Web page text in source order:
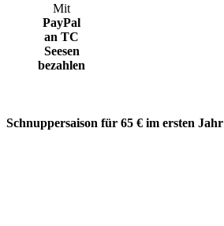
Mit
PayPal
an TC
Seesen
bezahlen
Schnuppersaison für 65 € im ersten Jahr